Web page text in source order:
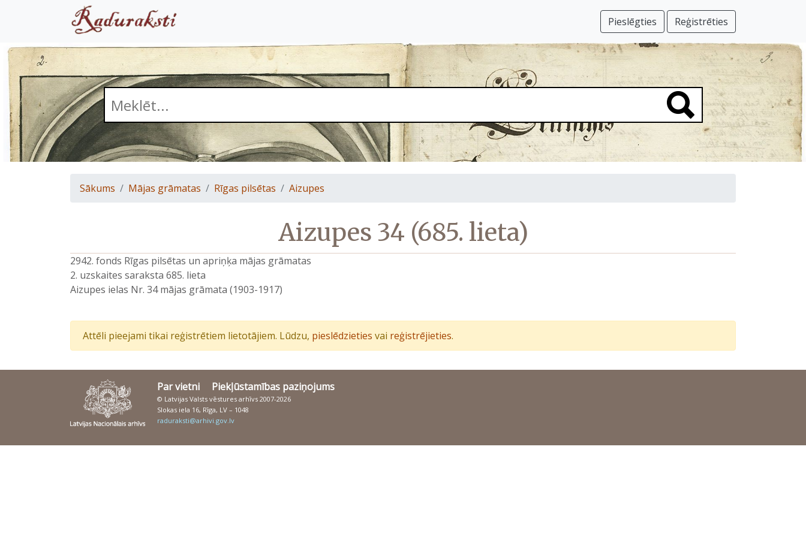
Pieslēgties Reģistrēties
Sākums Mājas grāmatas Rīgas pilsētas Aizupes
Aizupes 34 (685. lieta)
2942. fonds Rīgas pilsētas un apriņķa mājas grāmatas
2. uzskaites saraksta 685. lieta
Aizupes ielas Nr. 34 mājas grāmata (1903-1917)
Attēli pieejami tikai reģistrētiem lietotājiem. Lūdzu, pieslēdzieties vai reģistrējieties.
Par vietni Piekļūstamības paziņojums
© Latvijas Valsts vēstures arhīvs 2007-2026
Slokas iela 16, Rīga, LV – 1048
raduraksti@arhivi.gov.lv